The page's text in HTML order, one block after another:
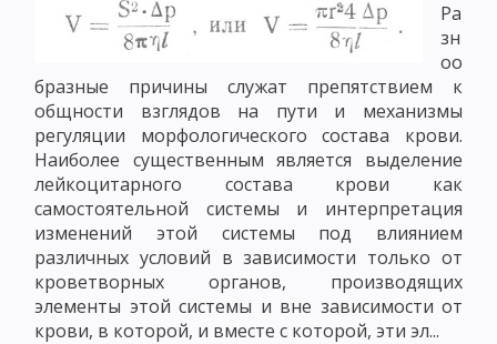
Ра
зн
оо
бразные причины служат препятствием к
общности взглядов на пути и механизмы
регуляции морфологического состава крови.
Наиболее существенным является выделение
лейкоцитарного состава крови как
самостоятельной системы и интерпретация
изменений этой системы под влиянием
различных условий в зависимости только от
кроветворных органов, производящих
элементы этой системы и вне зависимости от
крови, в которой, и вместе с которой, эти эл...